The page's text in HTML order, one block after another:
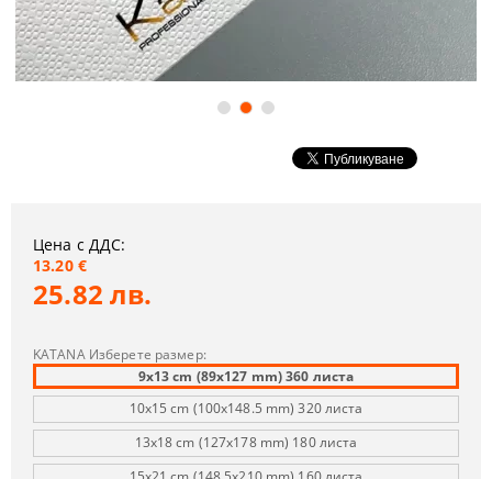
Цена с ДДС:
13.20 €
25.82 лв.
KATANA Изберете размер:
9x13 cm (89x127 mm) 360 листа
10x15 cm (100х148.5 mm) 320 листа
13x18 cm (127x178 mm) 180 листа